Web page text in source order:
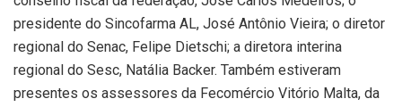
presidente do Sincofarma AL, José Antônio Vieira; o diretor
regional do Senac, Felipe Dietschi; a diretora interina
regional do Sesc, Natália Backer. Também estiveram
presentes os assessores da Fecomércio Vitório Malta, da